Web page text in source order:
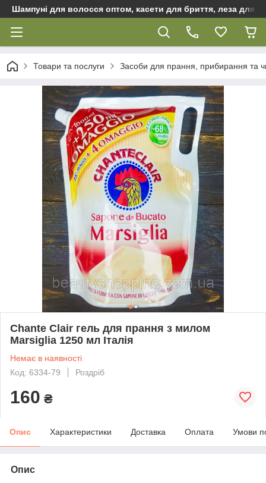
Шампуні для волосся оптом, касети для бриття, леза для
Товари та послуги Засоби для прання, прибирання та
Chante Clair гель для прання з милом
Marsiglia 1250 мл Італія
Немає в наявності
Код: 6334-79
Роздріб
160 ₴
Опис Характеристики Доставка Оплата Умови
Опис